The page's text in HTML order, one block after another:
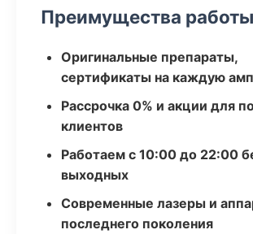
Преимущества
Оригинальные препараты,
сертификаты на каждую
Рассрочка 0% и акции для
клиентов
Работаем с 10:00 до 22:00
выходных
Современные лазеры и
последнего поколения